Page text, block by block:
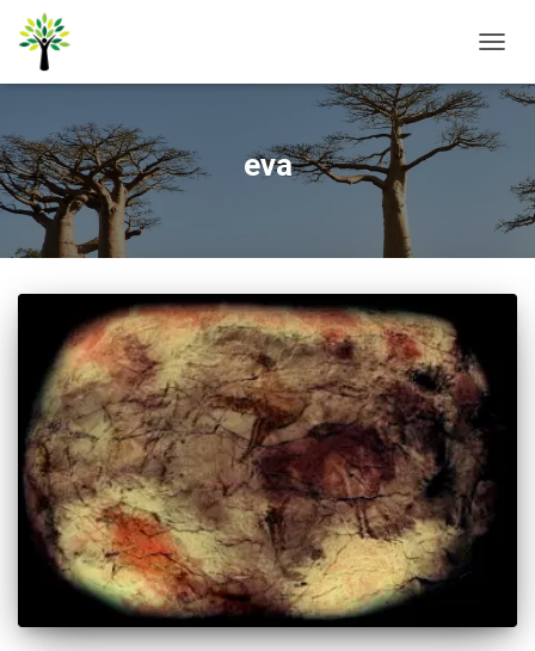
eva